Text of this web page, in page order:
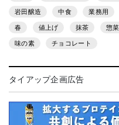
岩田醸造 中食 業務用
春 値上げ 抹茶 惣菜
味の素 チョコレート
タイアップ企画広告